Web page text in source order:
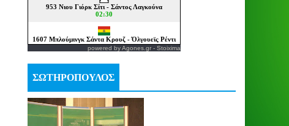
powered byAgones.gr - Stoixima
ΣΩΤΗΡΟΠΟΥΛΟΣ